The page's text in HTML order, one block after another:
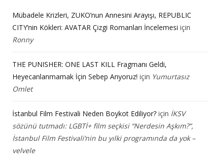
Mübadele Krizleri, ZUKO’nun Annesini Arayışı, REPUBLIC
CITY’nin Kökleri: AVATAR Çizgi Romanları İncelemesi için
Ronny
THE PUNISHER: ONE LAST KILL Fragmanı Geldi,
Heyecanlanmamak İçin Sebep Arıyoruz! için Yumurtasız
Omlet
İstanbul Film Festivali Neden Boykot Ediliyor? için İKSV
sözünü tutmadı: LGBTİ+ film seçkisi “Nerdesin Aşkım?”,
İstanbul Film Festivali’nin bu yılki programında da yok –
velvele